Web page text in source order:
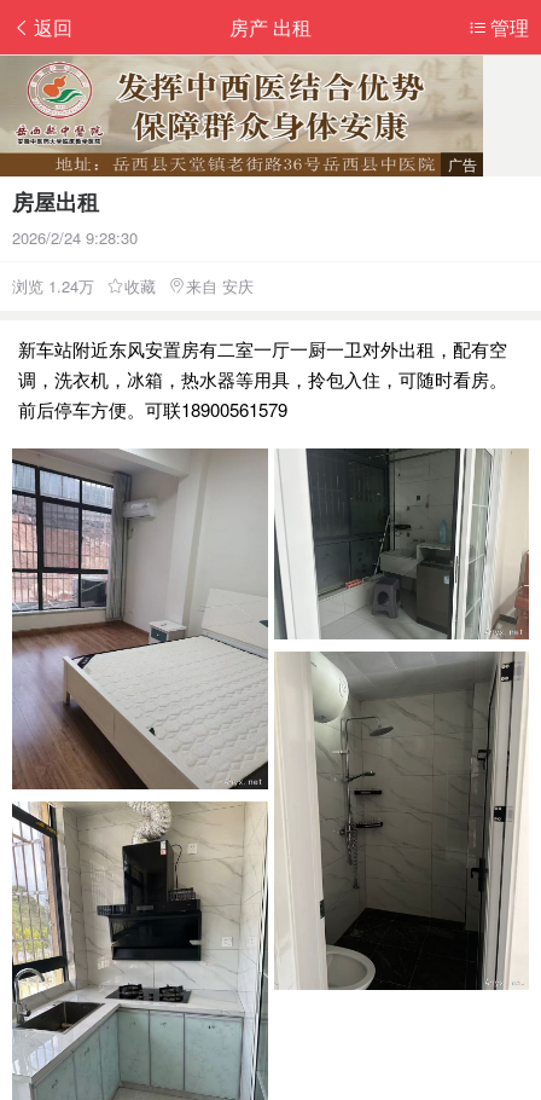
返回 管理
房产 出租
房屋出租
2026/2/24 9:28:30
浏览 1.24万 收藏 来自 安庆
新车站附近东风安置房有二室一厅一厨一卫对外出租，配有空
调，洗衣机，冰箱，热水器等用具，拎包入住，可随时看房。
前后停车方便。可联18900561579